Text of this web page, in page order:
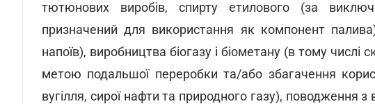
тютюнових виробів, спирту етилового (за
призначений для використання як компонент
напоїв), виробництва біогазу і біометану (в тому
метою подальшої переробки та/або збагачення
вугілля, сирої нафти та природного газу), поводження